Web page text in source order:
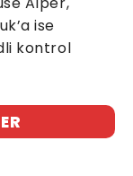
ise
kontrol